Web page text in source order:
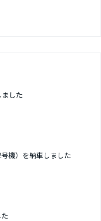
した
機）を納車しました